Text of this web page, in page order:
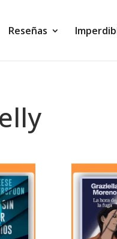
Reseñas